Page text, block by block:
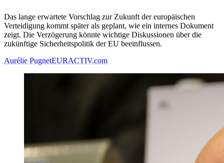
Das lange erwartete Vorschlag zur Zukunft der europäischen
Verteidigung kommt später als geplant, wie ein internes Dokument
zeigt. Die Verzögerung könnte wichtige Diskussionen über die
zukünftige Sicherheitspolitik der EU beeinflussen.
Aurélie PugnetEURACTIV.com